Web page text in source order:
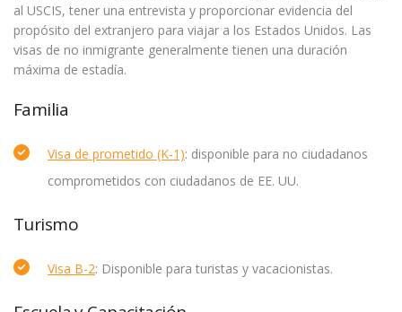
al USCIS, tener una entrevista y proporcionar evidencia del
propósito del extranjero para viajar a los Estados Unidos. Las
visas de no inmigrante generalmente tienen una duración
máxima de estadía.
Familia
Visa de prometido (K-1): disponible para no ciudadanos
comprometidos con ciudadanos de EE. UU.
Turismo
Visa B-2: Disponible para turistas y vacacionistas.